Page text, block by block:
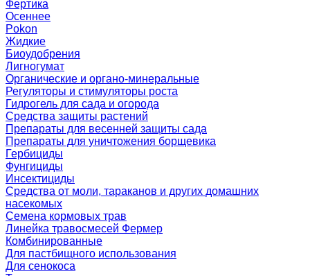
Фертика
Осеннее
Pokon
Жидкие
Биоудобрения
Лигногумат
Органические и органо-минеральные
Регуляторы и стимуляторы роста
Гидрогель для сада и огорода
Средства защиты растений
Препараты для весенней защиты сада
Препараты для уничтожения борщевика
Гербициды
Фунгициды
Инсектициды
Средства от моли, тараканов и других домашних
насекомых
Семена кормовых трав
Линейка травосмесей Фермер
Комбинированные
Для пастбищного использования
Для сенокоса